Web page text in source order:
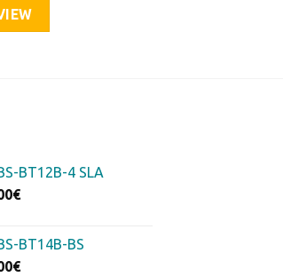
BT12B-4 SLA
€Η
είναι:
75.00€.
BT14B-BS
€Η